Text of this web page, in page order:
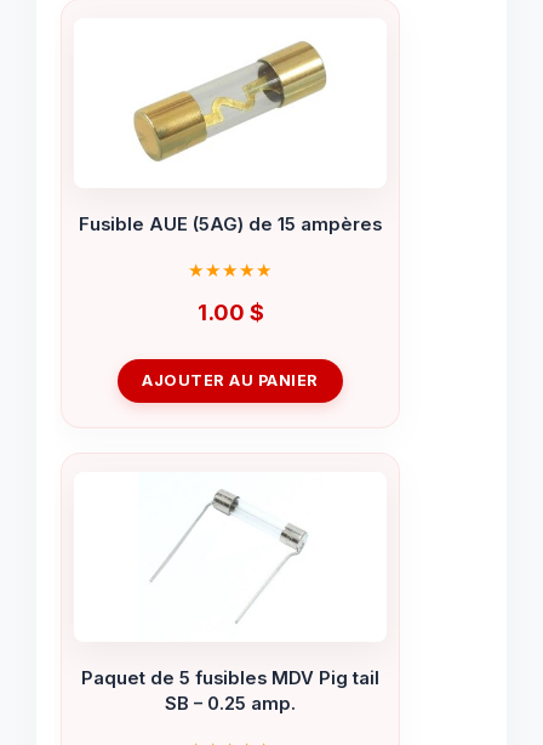
Fusible AUE (5AG) de 15 ampères
1.00 $
AJOUTER AU PANIER
Paquet de 5 fusibles MDV Pig tail
SB – 0.25 amp.